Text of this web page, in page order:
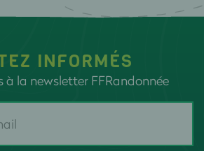
INFORMÉS
à la newsletter FFRandonnée